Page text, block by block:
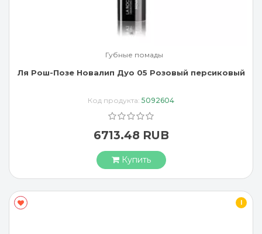
Губные помады
Ля Рош-Позе Новалип Дуо 05 Розовый персиковый
Код продукта: 5092604
6713.48 RUB
Купить
I